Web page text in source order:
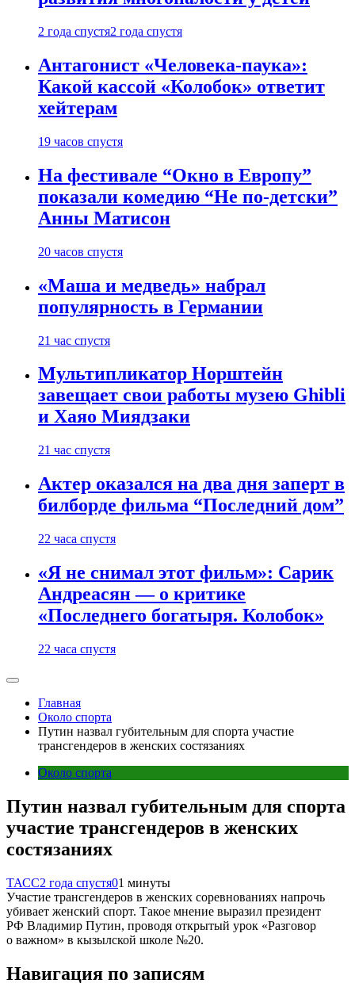
2 года спустя2 года спустя
Антагонист «Человека-паука»:
Какой кассой «Колобок» ответит
хейтерам
19 часов спустя
На фестивале “Окно в Европу”
показали комедию “Не по-детски”
Анны Матисон
20 часов спустя
«Маша и медведь» набрал
популярность в Германии
21 час спустя
Мультипликатор Норштейн
завещает свои работы музею Ghibli
и Хаяо Миядзаки
21 час спустя
Актер оказался на два дня заперт в
билборде фильма “Последний дом”
22 часа спустя
«Я не снимал этот фильм»: Сарик
Андреасян — о критике
«Последнего богатыря. Колобок»
22 часа спустя
Главная
Около спорта
Путин назвал губительным для спорта участие
трансгендеров в женских состязаниях
Около спорта
Путин назвал губительным для спорта
участие трансгендеров в женских
состязаниях
ТАСС2 года спустя01 минуты
Участие трансгендеров в женских соревнованиях напрочь
убивает женский спорт. Такое мнение выразил президент
РФ Владимир Путин, проводя открытый урок «Разговор
о важном» в кызылской школе №20.
Навигация по записям